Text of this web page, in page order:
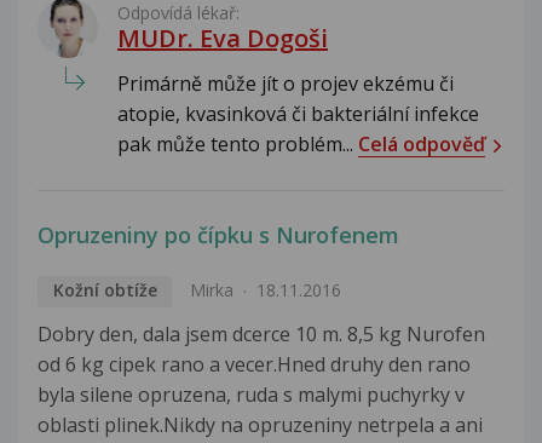
Odpovídá lékař:
MUDr. Eva Dogoši
Primárně může jít o projev ekzému či
atopie, kvasinková či bakteriální infekce
pak může tento problém... Celá odpověď
Opruzeniny po čípku s Nurofenem
Kožní obtíže Mirka 18.11.2016
Dobry den, dala jsem dcerce 10 m. 8,5 kg Nurofen
od 6 kg cipek rano a vecer.Hned druhy den rano
byla silene opruzena, ruda s malymi puchyrky v
oblasti plinek.Nikdy na opruzeniny netrpela a ani